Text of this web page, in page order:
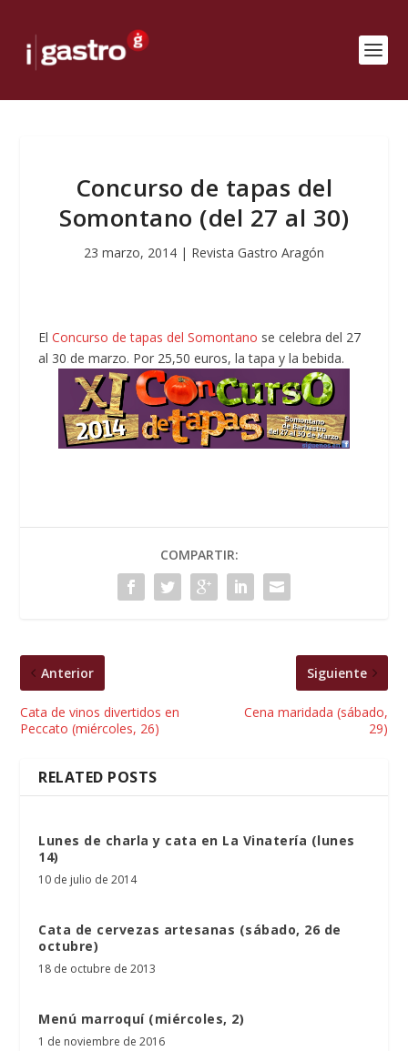
Concurso de tapas del
Somontano (del 27 al 30)
23 marzo, 2014 | Revista Gastro Aragón
ElConcurso de tapas del Somontano se celebra del 27
al 30 de marzo. Por 25,50 euros, la tapa y la bebida.
COMPARTIR:
Anterior
Cata de vinos divertidos en
Peccato (miércoles, 26)
Siguiente
Cena maridada (sábado,
29)
RELATED POSTS
Lunes de charla y cata en La Vinatería (lunes
14)
10 de julio de 2014
Cata de cervezas artesanas (sábado, 26 de
octubre)
18 de octubre de 2013
Menú marroquí (miércoles, 2)
1 de noviembre de 2016